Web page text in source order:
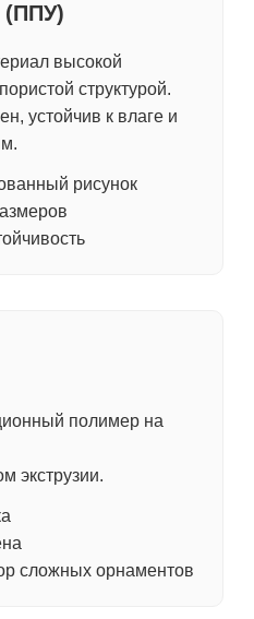
(ППУ)
высокой
структурой.
устойчив к влаге и
рисунок
полимер на
экструзии.
сложных орнаментов